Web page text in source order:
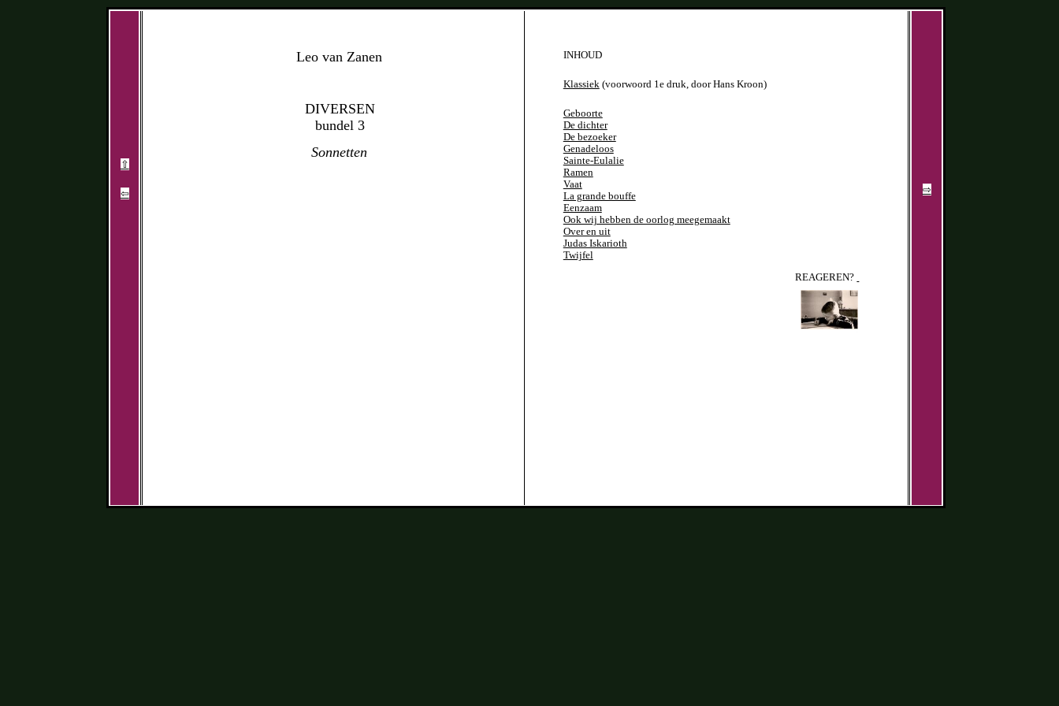
⇧
⇦
Leo van Zanen
DIVERSEN
bundel 3
Sonnetten
INHOUD
Klassiek(voorwoord 1e druk, door Hans Kroon)
Geboorte
De dichter
De bezoeker
Genadeloos
Sainte-Eulalie
Ramen
Vaat
La grande bouffe
Eenzaam
Ook wij hebben de oorlog meegemaakt
Over en uit
Judas Iskarioth
Twijfel
REAGEREN?
⇨